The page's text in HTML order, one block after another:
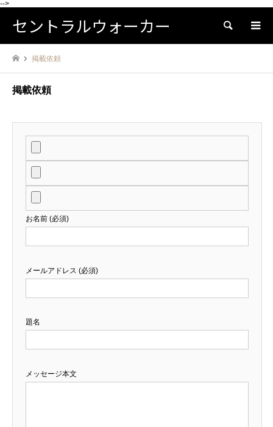
-->
セントラルウォーカー 検索
掲載依頼
掲載依頼
お名前 (必須)
メールアドレス (必須)
題名
メッセージ本文